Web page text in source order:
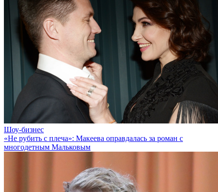
Шоу-бизнес
«Не рубить с плеча»: Макеева оправдалась за роман с
многодетным Мальковым